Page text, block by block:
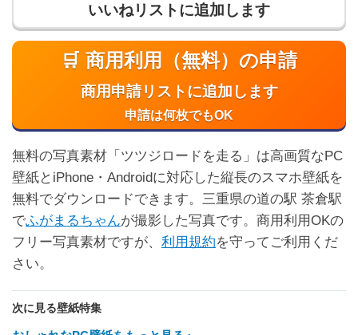
いいねリストに追加します
🛒 商用利用（無料）の申請
商用申請リストに追加します
申請は何枚でもOK
無料の写真素材「ツツジロードを走る」は高画質なPC
壁紙とiPhone・Androidに対応した縦長のスマホ壁紙を
無料でダウンロードできます。三重県の道の駅 茶倉駅
でふがまるちゃんが撮影した写真です。商用利用OKの
フリー写真素材ですが、 利用規約を守ってご利用くだ
さい。
次に見る壁紙特集